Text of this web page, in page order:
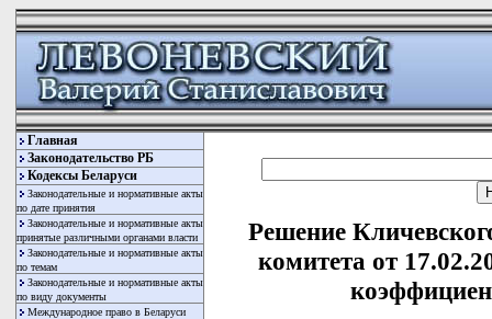
Главная
Законодательство РБ
Кодексы Беларуси
Законодательные и нормативные акты
по дате принятия
Законодательные и нормативные акты
принятые различными органами власти
Законодательные и нормативные акты
по темам
Законодательные и нормативные акты
по виду документы
Международное право в Беларуси
Решение
комитета от